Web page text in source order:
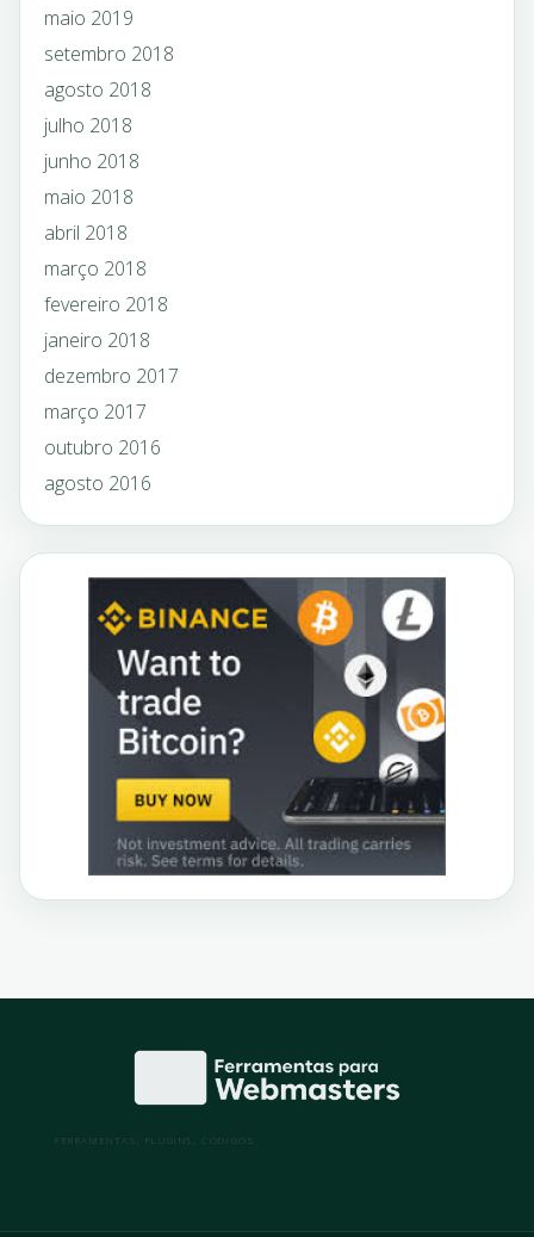
maio 2019
setembro 2018
agosto 2018
julho 2018
junho 2018
maio 2018
abril 2018
março 2018
fevereiro 2018
janeiro 2018
dezembro 2017
março 2017
outubro 2016
agosto 2016
FERRAMENTAS, PLUGINS, CÓDIGOS